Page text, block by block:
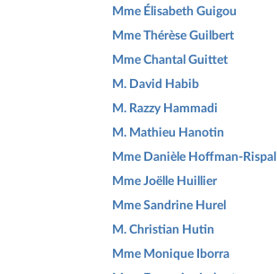
Mme Élisabeth Guigou
Mme Thérèse Guilbert
Mme Chantal Guittet
M. David Habib
M. Razzy Hammadi
M. Mathieu Hanotin
Mme Danièle Hoffman-Rispal
Mme Joëlle Huillier
Mme Sandrine Hurel
M. Christian Hutin
Mme Monique Iborra